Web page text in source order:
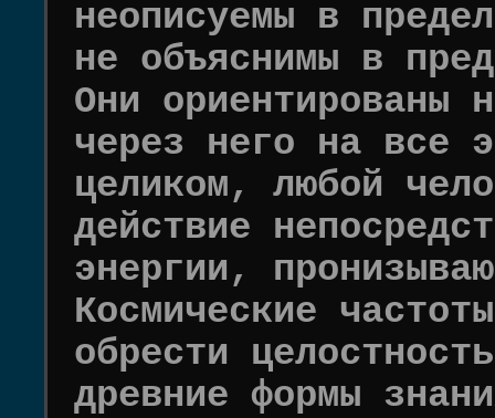
неописуемы в
не объяснимы в
Они ориентированы
через него на все
целиком, любой
действие
энергии,
Космические
обрести
древние формы